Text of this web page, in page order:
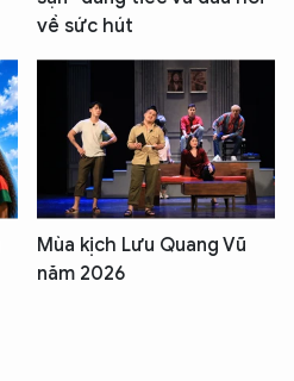
về sức hút
Mùa kịch Lưu Quang Vũ
năm 2026